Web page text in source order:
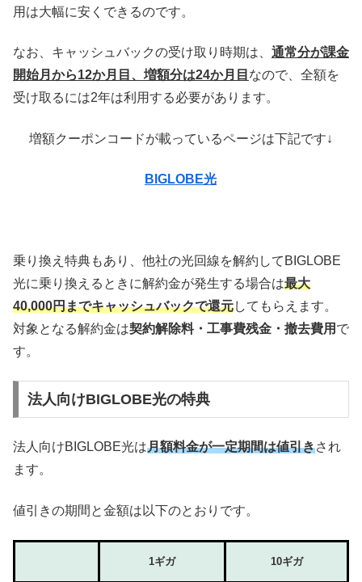
用は大幅に安くできるのです。
なお、キャッシュバックの受け取り時期は、 通常分が課金
開始月から12か月目、増額分は24か月目 なので、全額を
受け取るには2年は利用する必要があります。
増額クーポンコードが載っているページは下記です↓
BIGLOBE光
乗り換え特典もあり、他社の光回線を解約してBIGLOBE
光に乗り換えるときに解約金が発生する場合は最大
40,000円までキャッシュバックで還元してもらえます。
対象となる解約金は契約解除料・工事費残金・撤去費用 で
す。
法人向けBIGLOBE光の特典
法人向けBIGLOBE光は月額料金が一定期間は値引きされ
ます。
値引きの期間と金額は以下のとおりです。
1ギガ 10ギガ